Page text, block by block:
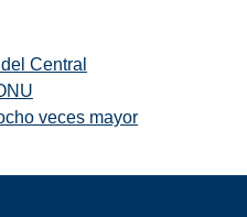
Central
veces mayor